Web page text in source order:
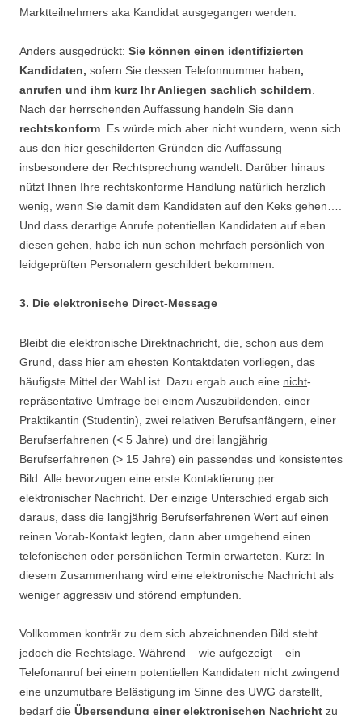
Marktteilnehmers aka Kandidat ausgegangen werden.
Anders ausgedrückt: Sie können einen identifizierten
Kandidaten, sofern Sie dessen Telefonnummer haben,
anrufen und ihm kurz Ihr Anliegen sachlich schildern
Nach der herrschenden Auffassung handeln Sie dann
rechtskonform . Es würde mich aber nicht wundern, wenn sich
aus den hier geschilderten Gründen die Auffassung
insbesondere der Rechtsprechung wandelt. Darüber hinaus
nützt Ihnen Ihre rechtskonforme Handlung natürlich herzlich
wenig, wenn Sie damit dem Kandidaten auf den Keks gehen….
Und dass derartige Anrufe potentiellen Kandidaten auf eben
diesen gehen, habe ich nun schon mehrfach persönlich von
leidgeprüften Personalern geschildert bekommen.
3. Die elektronische Direct-Message
Bleibt die elektronische Direktnachricht, die, schon aus dem
Grund, dass hier am ehesten Kontaktdaten vorliegen, das
häufigste Mittel der Wahl ist. Dazu ergab auch eine nicht-
repräsentative Umfrage bei einem Auszubildenden, einer
Praktikantin (Studentin), zwei relativen Berufsanfängern, einer
Berufserfahrenen (< 5 Jahre) und drei langjährig
Berufserfahrenen (> 15 Jahre) ein passendes und konsistentes
Bild: Alle bevorzugen eine erste Kontaktierung per
elektronischer Nachricht. Der einzige Unterschied ergab sich
daraus, dass die langjährig Berufserfahrenen Wert auf einen
reinen Vorab-Kontakt legten, dann aber umgehend einen
telefonischen oder persönlichen Termin erwarteten. Kurz: In
diesem Zusammenhang wird eine elektronische Nachricht als
weniger aggressiv und störend empfunden.
Vollkommen konträr zu dem sich abzeichnenden Bild steht
jedoch die Rechtslage. Während – wie aufgezeigt – ein
Telefonanruf bei einem potentiellen Kandidaten nicht zwingend
eine unzumutbare Belästigung im Sinne des UWG darstellt,
bedarf die Übersendung einer elektronischen Nachricht zu